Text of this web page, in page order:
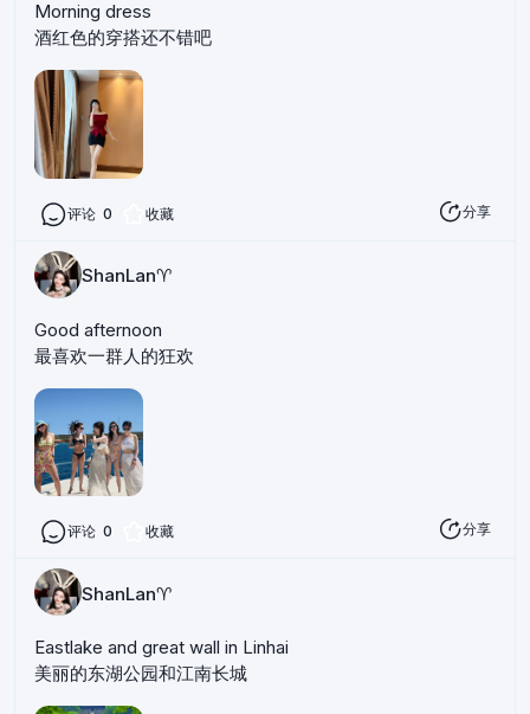
Morning dress
酒红色的穿搭还不错吧
评论 0 收藏 分享
ShanLan♈️
Good afternoon
最喜欢一群人的狂欢
评论 0 收藏 分享
ShanLan♈️
Eastlake and great wall in Linhai
美丽的东湖公园和江南长城